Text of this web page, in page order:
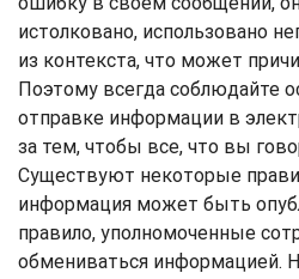
истолковано, использовано
из контекста, что может
Поэтому всегда соблюдайте
отправке информации в
за тем, чтобы все, что вы
Существуют некоторые
информация может быть
правило, уполномоченные
обмениваться информацией.